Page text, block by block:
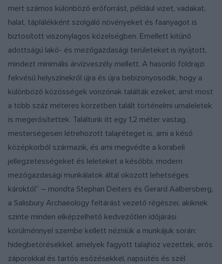
mert számos különböző erőforrást, például vizet, vadakat,
halat, táplálékként szolgáló növényeket és faanyagot is
biztosított viszonylagos közelségben. Emellett kitűnő
adottságú lakó- és mezőgazdasági területeket is nyújtott,
mindezt minimális árvízveszély mellett. A hasonló földrajzi
fekvésű helyszínekről újra és újra bebizonyosodik, hogy a
különböző közösségek vonzónak találták ezeket, amit most
a több száz méteres körzetben talált történelmi urnaleletek
is megerősítettek. Találtunk itt egy 1,2 méter vastag,
mesterségesen létrehozott talajréteget is, ami a késő
középkorból származik, és ami megvédte a korabeli
jellegzetességeket és leleteket a későbbi, modern
mezőgazdasági munkálatok által okozott lehetséges
károktól” – mondta Stephan Deiters és Gerard Aalbersberg,
a Salisbury Archaeology feltárást vezető régészei, akiknek
szinte minden elképzelhető kedvezőtlen időjárási
körülménnyel szembe kellett nézniük a munkájuk során:
hidegbetörésekkel, amelyek fagyott talajhoz vezettek, erős
záporokkal és tartós esőzésekkel, napsütés és szél